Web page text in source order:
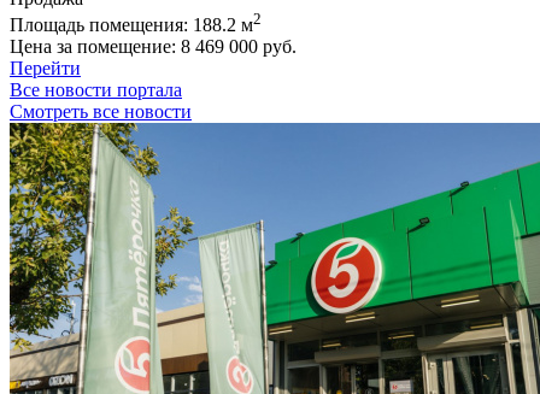
Площадь помещения: 188.2 м2
Цена за помещение: 8 469 000 руб.
Перейти
Все новости портала
Смотреть все новости